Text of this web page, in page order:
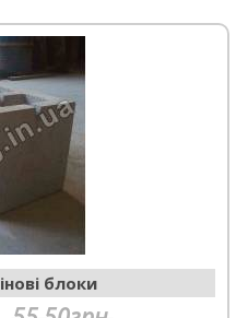
блоки